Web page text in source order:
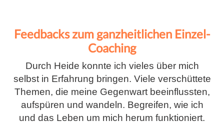
Feedbacks zum ganzheitlichen Einzel-
Coaching
Durch Heide konnte ich vieles über mich
selbst in Erfahrung bringen. Viele verschüttete
Themen, die meine Gegenwart beeinflussten,
aufspüren und wandeln. Begreifen, wie ich
und das Leben um mich herum funktioniert.